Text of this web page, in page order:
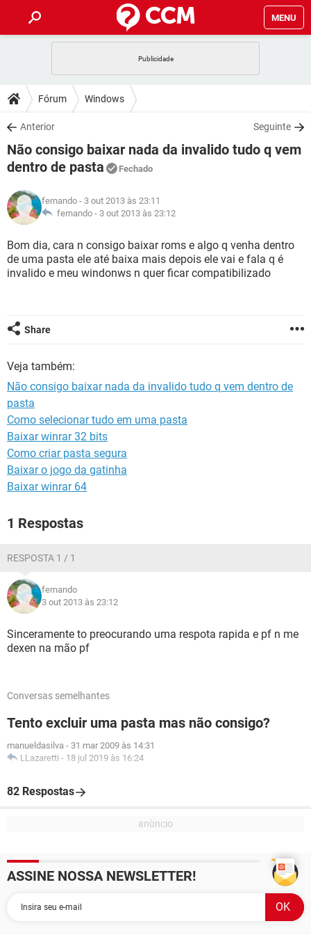
MENU
CELULAR
OUTLOOK
INSTAGRAM GMAIL
GUIA DE COMPRAS
DICAS
JOGOS
OUTLOOK
GUIA DE COMPRAS
DOWNLOADS
JOGOS WHATSAPP
CELULAR
OUTLOOK
INSTAGRAM
GUIA DE COMPRAS
FÓRUM
CELULAR FACEBOOK
INSTAGRAM GMAIL
GLOSSÁRIO
JOGOS
CELULAR FACEBOOK
OUTLOOK EXCEL
Fórum Windows
Anterior Seguinte
Não consigo baixar nada da invalido tudo q vem
dentro de pasta
Fechado
fernando - 3 out 2013 às 23:11
fernando - 3 out 2013 às 23:12
Bom dia, cara n consigo baixar roms e algo q venha dentro
de uma pasta ele até baixa mais depois ele vai e fala q é
invalido e meu windonws n quer ficar compatibilizado
Share
Veja também:
Não consigo baixar nada da invalido tudo q vem dentro de
pasta
Como selecionar tudo em uma pasta
Baixar winrar 32 bits
Como criar pasta segura
Baixar o jogo da gatinha
Baixar winrar 64
1 Respostas
RESPOSTA 1 / 1
fernando
3 out 2013 às 23:12
Sinceramente to preocurando uma respota rapida e pf n me
dexen na mão pf
Conversas semelhantes
Tento excluir uma pasta mas não consigo?
manueldasilva - 31 mar 2009 às 14:31
LLazaretti - 18 jul 2019 às 16:24
82 Respostas
ASSINE NOSSA NEWSLETTER!